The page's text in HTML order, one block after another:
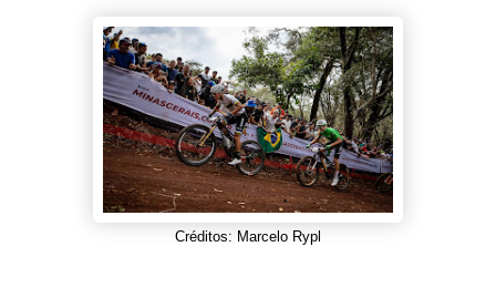
Créditos: Marcelo Rypl